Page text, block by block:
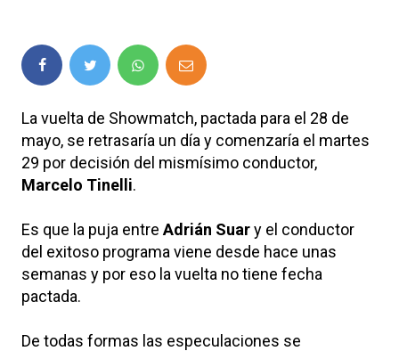
La vuelta de Showmatch, pactada para el 28 de
mayo, se retrasaría un día y comenzaría el martes
29 por decisión del mismísimo conductor,
Marcelo Tinelli.
Es que la puja entre Adrián Suary el conductor
del exitoso programa viene desde hace unas
semanas y por eso la vuelta no tiene fecha
pactada.
De todas formas las especulaciones se